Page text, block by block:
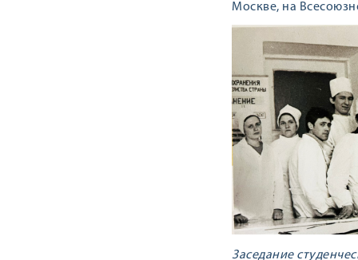
Москве, на
Заседание